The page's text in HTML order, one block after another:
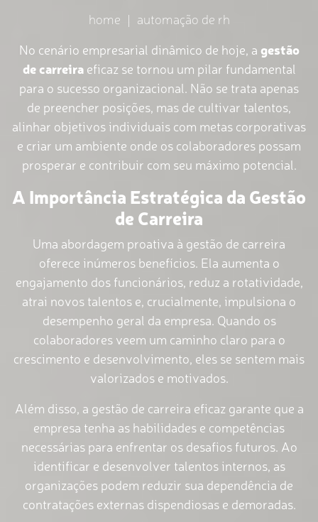
home | automação de rh
No cenário empresarial dinâmico de hoje, a gestão
de carreiraeficaz se tornou um pilar fundamental
para o sucesso organizacional. Não se trata apenas
de preencher posições, mas de cultivar talentos,
alinhar objetivos individuais com metas corporativas
e criar um ambiente onde os colaboradores possam
prosperar e contribuir com seu máximo potencial.
A Importância Estratégica da Gestão
de Carreira
Uma abordagem proativa à gestão de carreira
oferece inúmeros benefícios. Ela aumenta o
engajamento dos funcionários, reduz a rotatividade,
atrai novos talentos e, crucialmente, impulsiona o
desempenho geral da empresa. Quando os
colaboradores veem um caminho claro para o
crescimento e desenvolvimento, eles se sentem mais
valorizados e motivados.
Além disso, a gestão de carreira eficaz garante que a
empresa tenha as habilidades e competências
necessárias para enfrentar os desafios futuros. Ao
identificar e desenvolver talentos internos, as
organizações podem reduzir sua dependência de
contratações externas dispendiosas e demoradas.